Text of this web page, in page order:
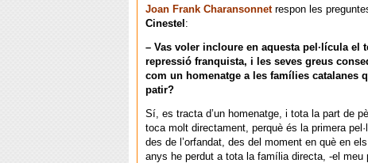
Joan Frank Charansonnetrespon les
Cinestel :
– Vas voler incloure en aquesta pel·lícula el
repressió franquista, i les seves greus
com un homenatge a les famílies catalanes
patir?
Sí, es tracta d’un homenatge, i tota la part de
toca molt directament, perquè és la primera
des de l’orfandat, des del moment en què en
anys he perdut a tota la família directa, -el meu